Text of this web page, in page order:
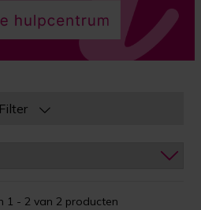
Filter
1 - 2 van 2 producten